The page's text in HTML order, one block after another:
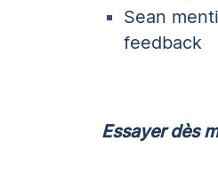
Sean
feedback
Essayer dès